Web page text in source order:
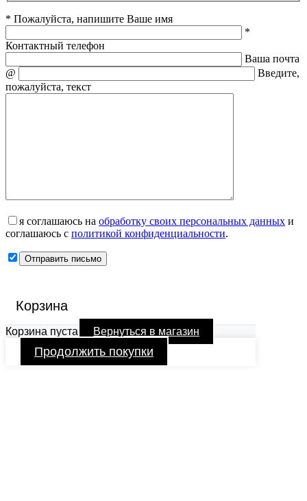
* Пожалуйста, напишите Ваше имя
*
Контактный телефон
Ваша почта
@
Введите,
пожалуйста, текст
я соглашаюсь на обработку своих персональных данных и
соглашаюсь с политикой конфиденциальности.
Корзина
Корзина пуста Вернуться в магазин
Продолжить покупки